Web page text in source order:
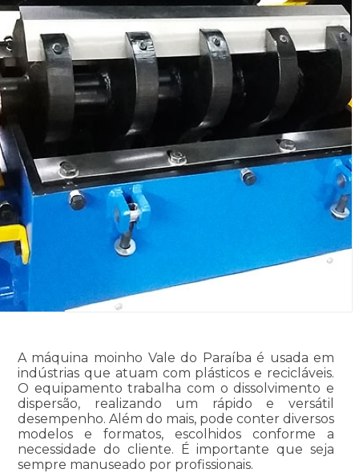
A máquina moinho Vale do Paraíba é usada em
indústrias que atuam com plásticos e recicláveis.
O equipamento trabalha com o dissolvimento e
dispersão, realizando um rápido e versátil
desempenho. Além do mais, pode conter diversos
modelos e formatos, escolhidos conforme a
necessidade do cliente. É importante que seja
sempre manuseado por profissionais.